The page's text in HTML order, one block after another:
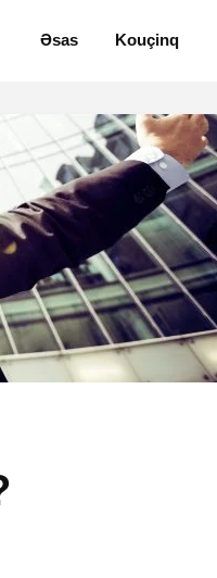
Əsas Kouçinq